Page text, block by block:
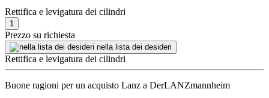
Rettifica e levigatura dei cilindri
Prezzo su richiesta
nella lista dei desideri
Rettifica e levigatura dei cilindri
Buone ragioni per un acquisto Lanz a DerLANZmannheim